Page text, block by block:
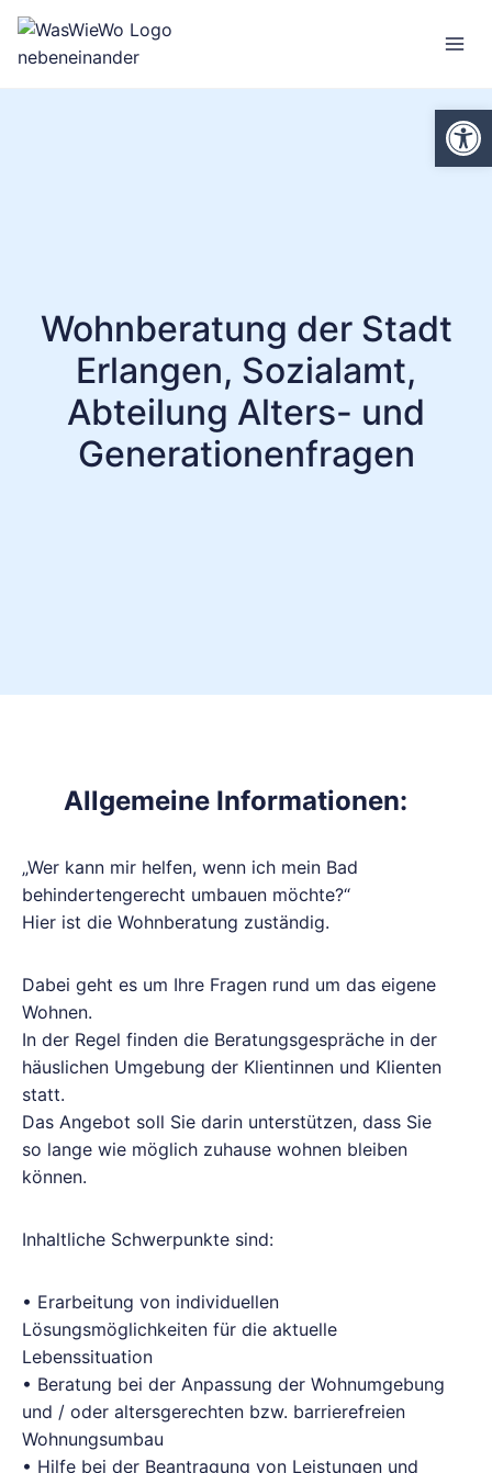
Zum
Inhalt
springen
Wohnberatung der Stadt
Erlangen, Sozialamt,
Abteilung Alters- und
Generationenfragen
Allgemeine Informationen:
„Wer kann mir helfen, wenn ich mein Bad
behindertengerecht umbauen möchte?“
Hier ist die Wohnberatung zuständig.
Dabei geht es um Ihre Fragen rund um das eigene
Wohnen.
In der Regel finden die Beratungsgespräche in der
häuslichen Umgebung der Klientinnen und Klienten
statt.
Das Angebot soll Sie darin unterstützen, dass Sie
so lange wie möglich zuhause wohnen bleiben
können.
Inhaltliche Schwerpunkte sind:
• Erarbeitung von individuellen
Lösungsmöglichkeiten für die aktuelle
Lebenssituation
• Beratung bei der Anpassung der Wohnumgebung
und / oder altersgerechten bzw. barrierefreien
Wohnungsumbau
• Hilfe bei der Beantragung von Leistungen und